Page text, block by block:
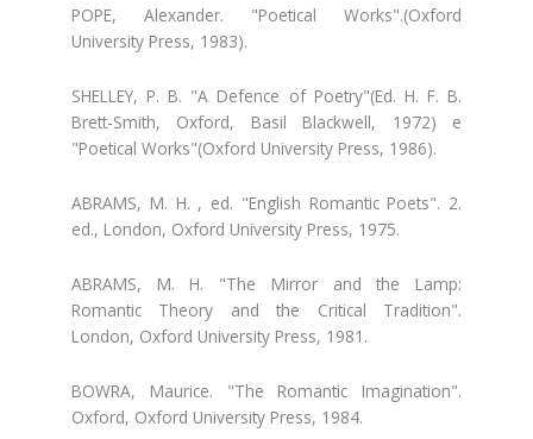
POPE, Alexander. "Poetical Works".(Oxford
University Press, 1983).
SHELLEY, P. B. "A Defence of Poetry"(Ed. H. F. B.
Brett-Smith, Oxford, Basil Blackwell, 1972) e
"Poetical Works"(Oxford University Press, 1986).
ABRAMS, M. H. , ed. "English Romantic Poets". 2.
ed., London, Oxford University Press, 1975.
ABRAMS, M. H. "The Mirror and the Lamp:
Romantic Theory and the Critical Tradition".
London, Oxford University Press, 1981.
BOWRA, Maurice. "The Romantic Imagination".
Oxford, Oxford University Press, 1984.